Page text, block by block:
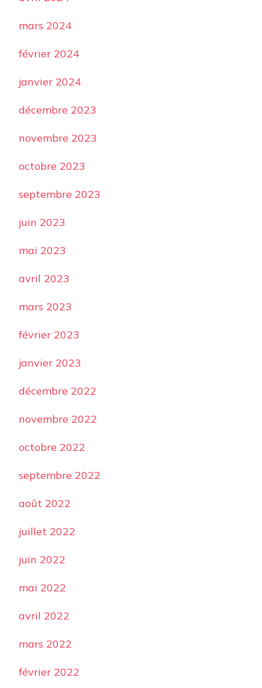
mars 2024
février 2024
janvier 2024
décembre 2023
novembre 2023
octobre 2023
septembre 2023
juin 2023
mai 2023
avril 2023
mars 2023
février 2023
janvier 2023
décembre 2022
novembre 2022
octobre 2022
septembre 2022
août 2022
juillet 2022
juin 2022
mai 2022
avril 2022
mars 2022
février 2022